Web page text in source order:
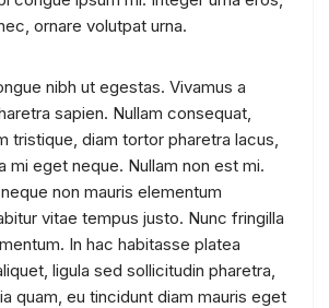
ornare volutpat urna.
nibh ut egestas. Vivamus a
sapien. Nullam consequat,
tristique, diam tortor pharetra lacus,
mi eget neque. Nullam non est mi.
non mauris elementum
vitae tempus justo. Nunc fringilla
In hac habitasse platea
ligula sed sollicitudin pharetra,
quam, eu tincidunt diam mauris eget